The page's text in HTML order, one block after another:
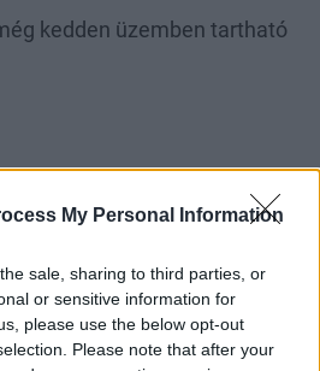
My Personal Information
sale, sharing to third parties, or
or sensitive information for
please use the below opt-out
Please note that after your
kedden üzemben tartható